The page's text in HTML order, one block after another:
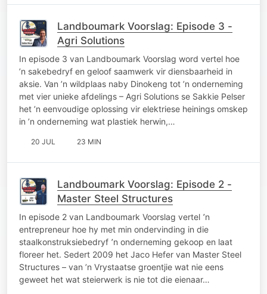
Landboumark Voorslag: Episode 3 -
Agri Solutions
In episode 3 van Landboumark Voorslag word vertel hoe
’n sakebedryf en geloof saamwerk vir diensbaarheid in
aksie. Van ’n wildplaas naby Dinokeng tot ’n onderneming
met vier unieke afdelings – Agri Solutions se Sakkie Pelser
het ’n eenvoudige oplossing vir elektriese heinings omskep
in ’n onderneming wat plastiek herwin,…
20 JUL 23 MIN
Landboumark Voorslag: Episode 2 -
Master Steel Structures
In episode 2 van Landboumark Voorslag vertel ՚n
entrepreneur hoe hy met min ondervinding in die
staalkonstruksiebedryf ՚n onderneming gekoop en laat
floreer het. Sedert 2009 het Jaco Hefer van Master Steel
Structures – van ’n Vrystaatse groentjie wat nie eens
geweet het wat steierwerk is nie tot die eienaar…